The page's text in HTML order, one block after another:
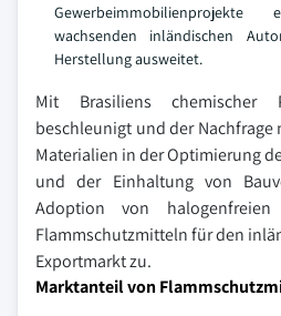
wachsenden inländischen
Herstellung ausweitet.
Mit Brasiliens chemischer
beschleunigt und der
Materialien in der Optimierung
und der Einhaltung von
Adoption von halogenfreien
Flammschutzmitteln für den
Exportmarkt zu.
Marktanteil von